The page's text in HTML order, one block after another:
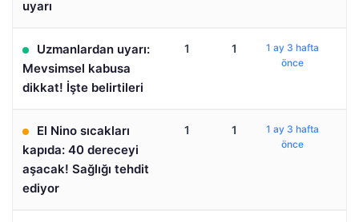
uyarı
Uzmanlardan uyarı:
Mevsimsel kabusa
dikkat! İşte belirtileri
1 1
1 ay 3 hafta
önce
El Nino sıcakları
kapıda: 40 dereceyi
aşacak! Sağlığı tehdit
ediyor
1 1
1 ay 3 hafta
önce